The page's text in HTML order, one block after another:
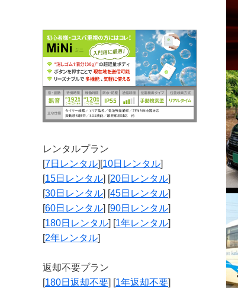
レンタルプラン
[7日レンタル][10日レンタル]
[15日レンタル] [20日レンタル]
[30日レンタル] [45日レンタル]
[60日レンタル] [90日レンタル]
[180日レンタル] [1年レンタル]
[2年レンタル]
返却不要プラン
[180日返却不要] [1年返却不要]